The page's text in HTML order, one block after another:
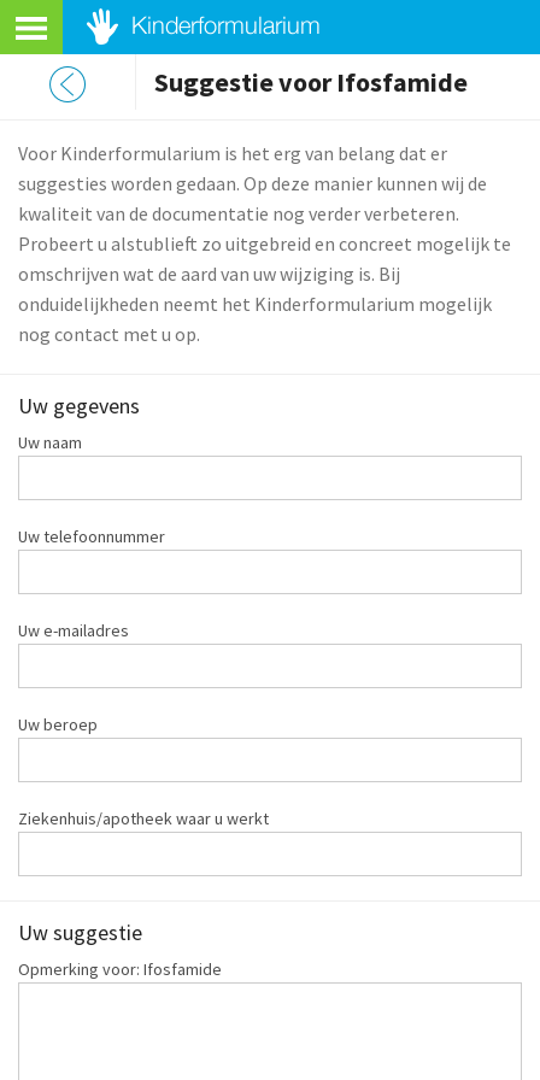
Suggestie voor Ifosfamide
Voor Kinderformularium is het erg van belang dat er
suggesties worden gedaan. Op deze manier kunnen wij de
kwaliteit van de documentatie nog verder verbeteren.
Probeert u alstublieft zo uitgebreid en concreet mogelijk te
omschrijven wat de aard van uw wijziging is. Bij
onduidelijkheden neemt het Kinderformularium mogelijk
nog contact met u op.
Uw gegevens
Uw naam
Uw telefoonnummer
Uw e-mailadres
Uw beroep
Ziekenhuis/apotheek waar u werkt
Uw suggestie
Opmerking voor: Ifosfamide